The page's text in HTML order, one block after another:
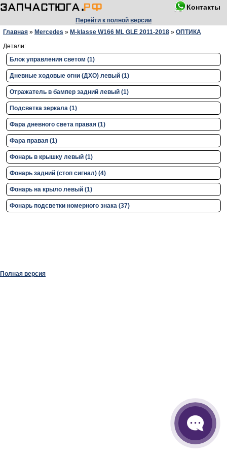
Контакты
Перейти к полной версии
Главная » Mercedes » M-klasse W166 ML GLE 2011-2018 » ОПТИКА
Детали:
Блок управления светом (1)
Дневные ходовые огни (ДХО) левый (1)
Отражатель в бампер задний левый (1)
Подсветка зеркала (1)
Фара дневного света правая (1)
Фара правая (1)
Фонарь в крышку левый (1)
Фонарь задний (стоп сигнал) (4)
Фонарь на крыло левый (1)
Фонарь подсветки номерного знака (37)
Полная версия